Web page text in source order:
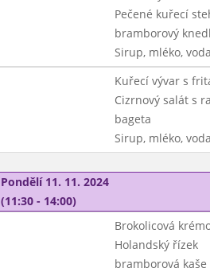
Pečené kuřecí
bramborový
Sirup, mléko,
Kuřecí vývar s
Cizrnový salát s
bageta
Sirup, mléko,
Pondělí 11. 11. 2024
(11:30 - 14:00)
Brokolicová
Holandský řízek
bramborová kaše